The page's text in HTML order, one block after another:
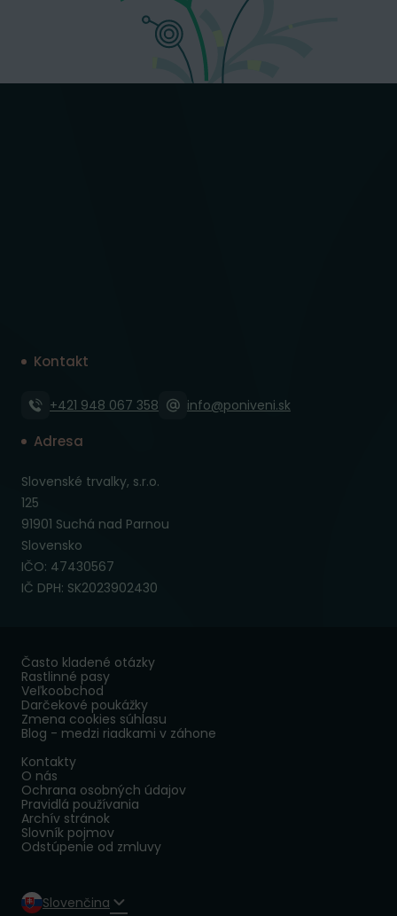
Kontakt
+421 948 067 358 info@poniveni.sk
Adresa
Slovenské trvalky, s.r.o.
125
91901 Suchá nad Parnou
Slovensko
IČO: 47430567
IČ DPH: SK2023902430
Často kladené otázky
Rastlinné pasy
Veľkoobchod
Darčekové poukážky
Zmena cookies súhlasu
Blog - medzi riadkami v záhone
Kontakty
O nás
Ochrana osobných údajov
Pravidlá používania
Archív stránok
Slovník pojmov
Odstúpenie od zmluvy
Slovenčina